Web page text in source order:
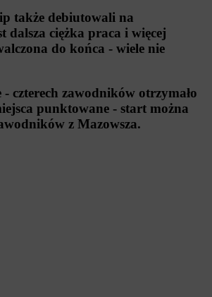
także debiutowali na
ciężka praca i więcej
do końca - wiele nie
zawodników otrzymało
punktowane - start można
z Mazowsza.